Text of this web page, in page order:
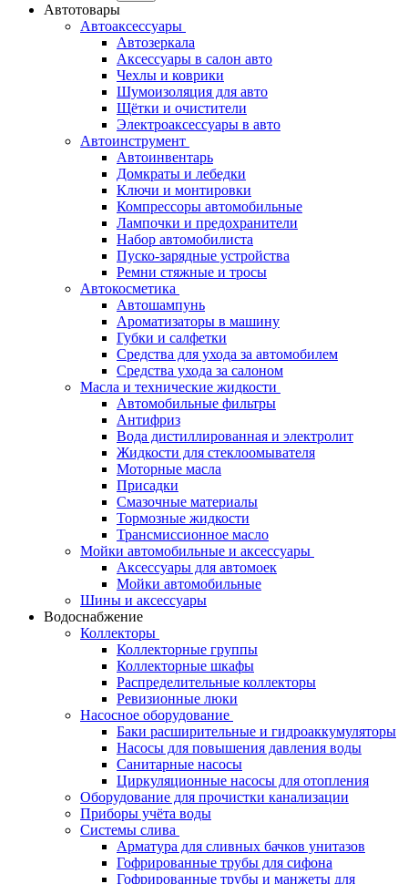
Автотовары
Автоаксессуары
Автозеркала
Аксессуары в салон авто
Чехлы и коврики
Шумоизоляция для авто
Щётки и очистители
Электроаксессуары в авто
Автоинструмент
Автоинвентарь
Домкраты и лебедки
Ключи и монтировки
Компрессоры автомобильные
Лампочки и предохранители
Набор автомобилиста
Пуско-зарядные устройства
Ремни стяжные и тросы
Автокосметика
Автошампунь
Ароматизаторы в машину
Губки и салфетки
Средства для ухода за автомобилем
Средства ухода за салоном
Масла и технические жидкости
Автомобильные фильтры
Антифриз
Вода дистиллированная и электролит
Жидкости для стеклоомывателя
Моторные масла
Присадки
Смазочные материалы
Тормозные жидкости
Трансмиссионное масло
Мойки автомобильные и аксессуары
Аксессуары для автомоек
Мойки автомобильные
Шины и аксессуары
Водоснабжение
Коллекторы
Коллекторные группы
Коллекторные шкафы
Распределительные коллекторы
Ревизионные люки
Насосное оборудование
Баки расширительные и гидроаккумуляторы
Насосы для повышения давления воды
Санитарные насосы
Циркуляционные насосы для отопления
Оборудование для прочистки канализации
Приборы учёта воды
Системы слива
Арматура для сливных бачков унитазов
Гофрированные трубы для сифона
Гофрированные трубы и манжеты для